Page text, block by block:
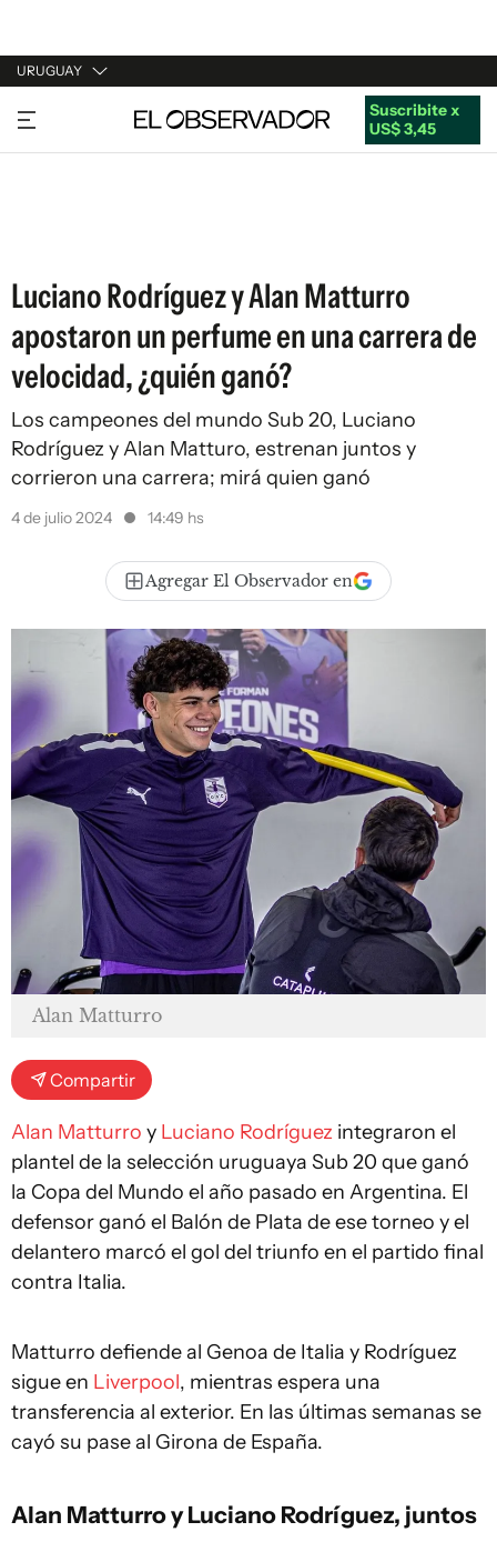
URUGUAY
URUGUAY
ARGENTINA
Suscribite x
US$ 3,45
Luciano Rodríguez y Alan Matturro
apostaron un perfume en una carrera de
velocidad, ¿quién ganó?
Los campeones del mundo Sub 20, Luciano
Rodríguez y Alan Matturo, estrenan juntos y
corrieron una carrera; mirá quien ganó
4 de julio 2024 14:49 hs
Agregar El Observador en
Alan Matturro
Compartir
Alan Matturro y Luciano Rodríguez integraron el
plantel de la selección uruguaya Sub 20 que ganó
la Copa del Mundo el año pasado en Argentina. El
defensor ganó el Balón de Plata de ese torneo y el
delantero marcó el gol del triunfo en el partido final
contra Italia.
Matturro defiende al Genoa de Italia y Rodríguez
sigue en Liverpool, mientras espera una
transferencia al exterior. En las últimas semanas se
cayó su pase al Girona de España.
Alan Matturro y Luciano Rodríguez, juntos